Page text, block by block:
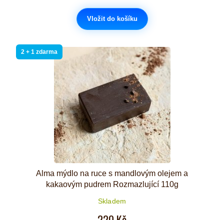
Vložit do košíku
2 + 1 zdarma
Alma mýdlo na ruce s mandlovým olejem a
kakaovým pudrem Rozmazlující 110g
Skladem